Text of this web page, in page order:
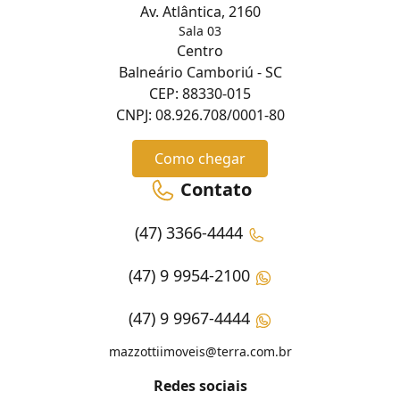
Av. Atlântica, 2160
Sala 03
Centro
Balneário Camboriú - SC
CEP: 88330-015
CNPJ: 08.926.708/0001-80
Como chegar
Contato
(47) 3366-4444
(47) 9 9954-2100
(47) 9 9967-4444
mazzottiimoveis@terra.com.br
Redes sociais